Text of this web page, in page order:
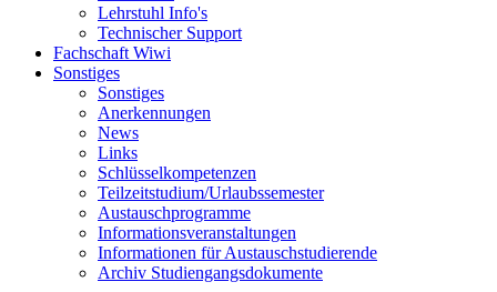
Lehrstuhl Info's
Technischer Support
Fachschaft Wiwi
Sonstiges
Sonstiges
Anerkennungen
News
Links
Schlüsselkompetenzen
Teilzeitstudium/Urlaubssemester
Austauschprogramme
Informationsveranstaltungen
Informationen für Austauschstudierende
Archiv Studiengangsdokumente